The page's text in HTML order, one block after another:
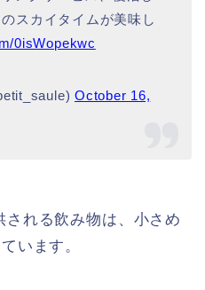
スカイタイムが美味し
0isWopekwc
October 16,
れる飲み物は、小さめ
います。